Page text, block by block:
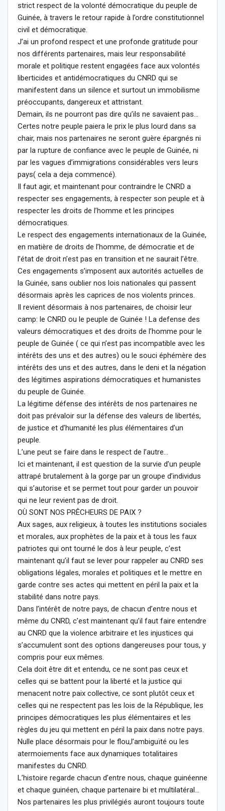
strict respect de la volonté démocratique du peuple de
Guinée, à travers le retour rapide à l’ordre constitutionnel
civil et démocratique.
J’ai un profond respect et une profonde gratitude pour
nos différents partenaires, mais leur responsabilité
morale et politique restent engagées face aux volontés
liberticides et antidémocratiques du CNRD qui se
manifestent dans un silence et surtout un immobilisme
préoccupants, dangereux et attristant.
Demain, ils ne pourront pas dire qu’ils ne savaient pas…
Certes notre peuple paiera le prix le plus lourd dans sa
chair, mais nos partenaires ne seront guère épargnés ni
par la rupture de confiance avec le peuple de Guinée, ni
par les vagues d’immigrations considérables vers leurs
pays( cela a deja commencé).
Il faut agir, et maintenant pour contraindre le CNRD a
respecter ses engagements, à respecter son peuple et à
respecter les droits de l’homme et les principes
démocratiques.
Le respect des engagements internationaux de la Guinée,
en matière de droits de l’homme, de démocratie et de
l’état de droit n’est pas en transition et ne saurait l’être.
Ces engagements s’imposent aux autorités actuelles de
la Guinée, sans oublier nos lois nationales qui passent
désormais après les caprices de nos violents princes.
Il revient désormais à nos partenaires, de choisir leur
camp: le CNRD ou le peuple de Guinée ! La defense des
valeurs démocratiques et des droits de l’homme pour le
peuple de Guinée ( ce qui n’est pas incompatible avec les
intérêts des uns et des autres) ou le souci éphémère des
intérêts des uns et des autres, dans le deni et la négation
des légitimes aspirations démocratiques et humanistes
du peuple de Guinée.
La légitime défense des intérêts de nos partenaires ne
doit pas prévaloir sur la défense des valeurs de libertés,
de justice et d’humanité les plus élémentaires d’un
peuple.
L’une peut se faire dans le respect de l’autre…
Ici et maintenant, il est question de la survie d’un peuple
attrapé brutalement à la gorge par un groupe d’individus
qui s’autorise et se permet tout pour garder un pouvoir
qui ne leur revient pas de droit.
OÙ SONT NOS PRÊCHEURS DE PAIX ?
Aux sages, aux religieux, à toutes les institutions sociales
et morales, aux prophètes de la paix et à tous les faux
patriotes qui ont tourné le dos à leur peuple, c’est
maintenant qu’il faut se lever pour rappeler au CNRD ses
obligations légales, morales et politiques et le mettre en
garde contre ses actes qui mettent en péril la paix et la
stabilité dans notre pays.
Dans l’intérêt de notre pays, de chacun d’entre nous et
même du CNRD, c’est maintenant qu’il faut faire entendre
au CNRD que la violence arbitraire et les injustices qui
s’accumulent sont des options dangereuses pour tous, y
compris pour eux mêmes.
Cela doit être dit et entendu, ce ne sont pas ceux et
celles qui se battent pour la liberté et la justice qui
menacent notre paix collective, ce sont plutôt ceux et
celles qui ne respectent pas les lois de la République, les
principes démocratiques les plus élémentaires et les
règles du jeu qui mettent en péril la paix dans notre pays.
Nulle place désormais pour le flou,l’ambiguïté ou les
atermoiements face aux dynamiques totalitaires
manifestes du CNRD.
L’histoire regarde chacun d’entre nous, chaque guinéenne
et chaque guinéen, chaque partenaire bi et multilatéral…
Nos partenaires les plus privilégiés auront toujours toute